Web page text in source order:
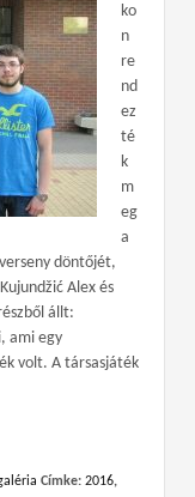
ko
n
re
nd
ez
té
k
m
eg
a
döntőjét,
Alex és
állt:
ami egy
volt. A társasjáték
Címke: 2016,